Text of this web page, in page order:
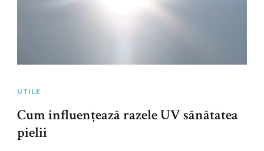
UTILE
Cum influențează razele UV sănătatea
pielii